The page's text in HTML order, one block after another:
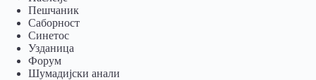
Пешчаник
Саборност
Синетос
Узданица
Форум
Шумадијски анали